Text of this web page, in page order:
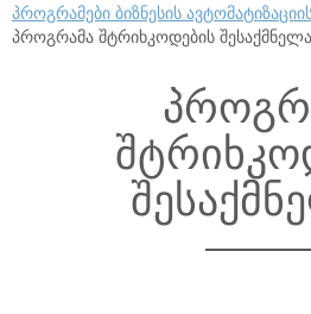
პროგრამები ბიზნესის
პროგრამა შტრიხკოდების